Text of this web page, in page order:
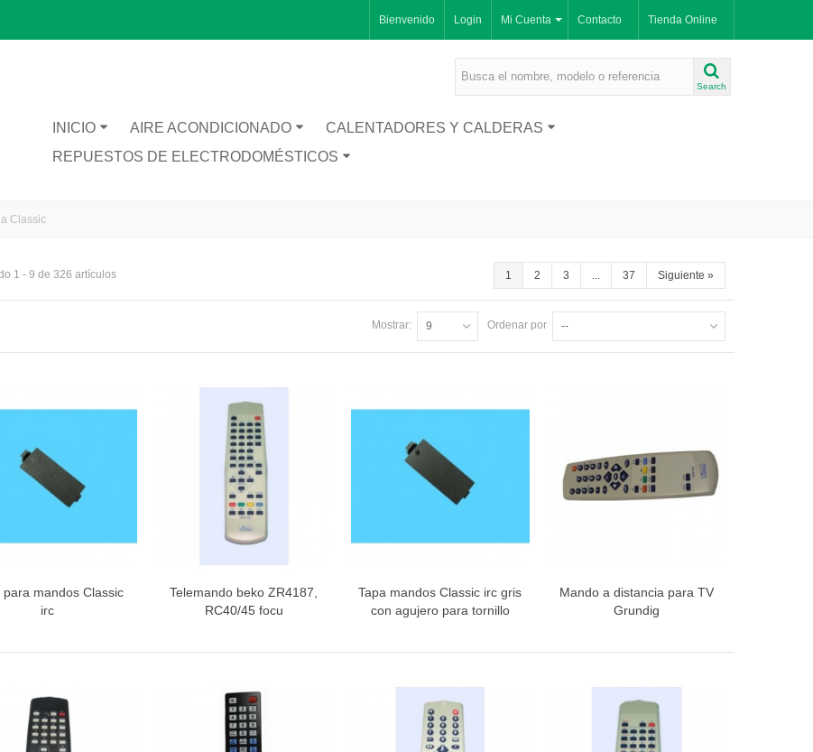
Tienda Online
Contacto
Mi Cuenta
Bienvenido Login
Search
INICIO AIRE ACONDICIONADO
CALENTADORES Y CALDERAS
REPUESTOS DE ELECTRODOMÉSTICOS
Classic
CATA BT1200
RODAMIENTOS FAGOR-
1 2 3 ... 37 Siguiente »
1 - 9 de 326 artículos
Ordenar por --
Mostrar: 9
Vista rápida
para mandos Classic
irc
Vista rápida
Telemando beko ZR4187,
RC40/45 focu
Vista rápida
Tapa mandos Classic irc gris
con agujero para tornillo
Vista rápida
Mando a distancia para TV
Grundig